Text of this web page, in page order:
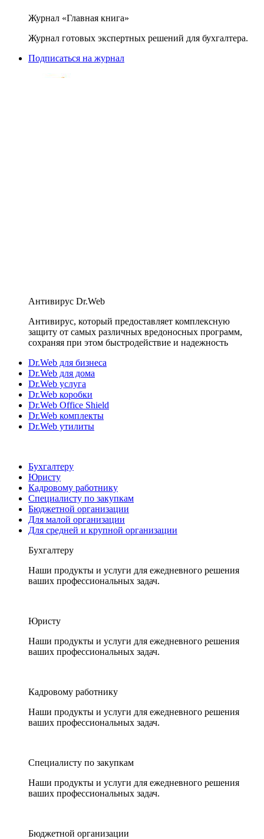
Журнал «Главная книга»
Журнал готовых экспертных решений для бухгалтера.
Подписаться на журнал
Антивирус Dr.Web
Антивирус, который предоставляет комплексную
защиту от самых различных вредоносных программ,
сохраняя при этом быстродействие и надежность
Dr.Web для бизнеса
Dr.Web для дома
Dr.Web услуга
Dr.Web коробки
Dr.Web Office Shield
Dr.Web комплекты
Dr.Web утилиты
Бухгалтеру
Юристу
Кадровому работнику
Специалисту по закупкам
Бюджетной организации
Для малой организации
Для средней и крупной организации
Бухгалтеру
Наши продукты и услуги для ежедневного решения
ваших профессиональных задач.
Юристу
Наши продукты и услуги для ежедневного решения
ваших профессиональных задач.
Кадровому работнику
Наши продукты и услуги для ежедневного решения
ваших профессиональных задач.
Специалисту по закупкам
Наши продукты и услуги для ежедневного решения
ваших профессиональных задач.
Бюджетной организации